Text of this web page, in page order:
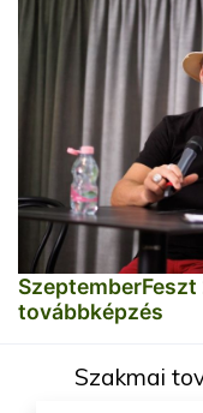
SzeptemberFeszt
továbbképzés
Szakmai